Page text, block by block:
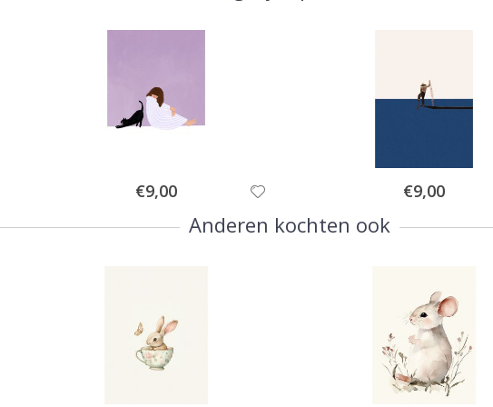
Special
Price
€9,00 Special
Price
€9,00
Anderen kochten ook